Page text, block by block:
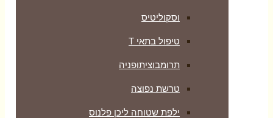
וסקוליטיס
טיפול בתאי T
תרומבוציתופניה
טרשת נפוצה
ילפת שטוחה ליכן פלנוס